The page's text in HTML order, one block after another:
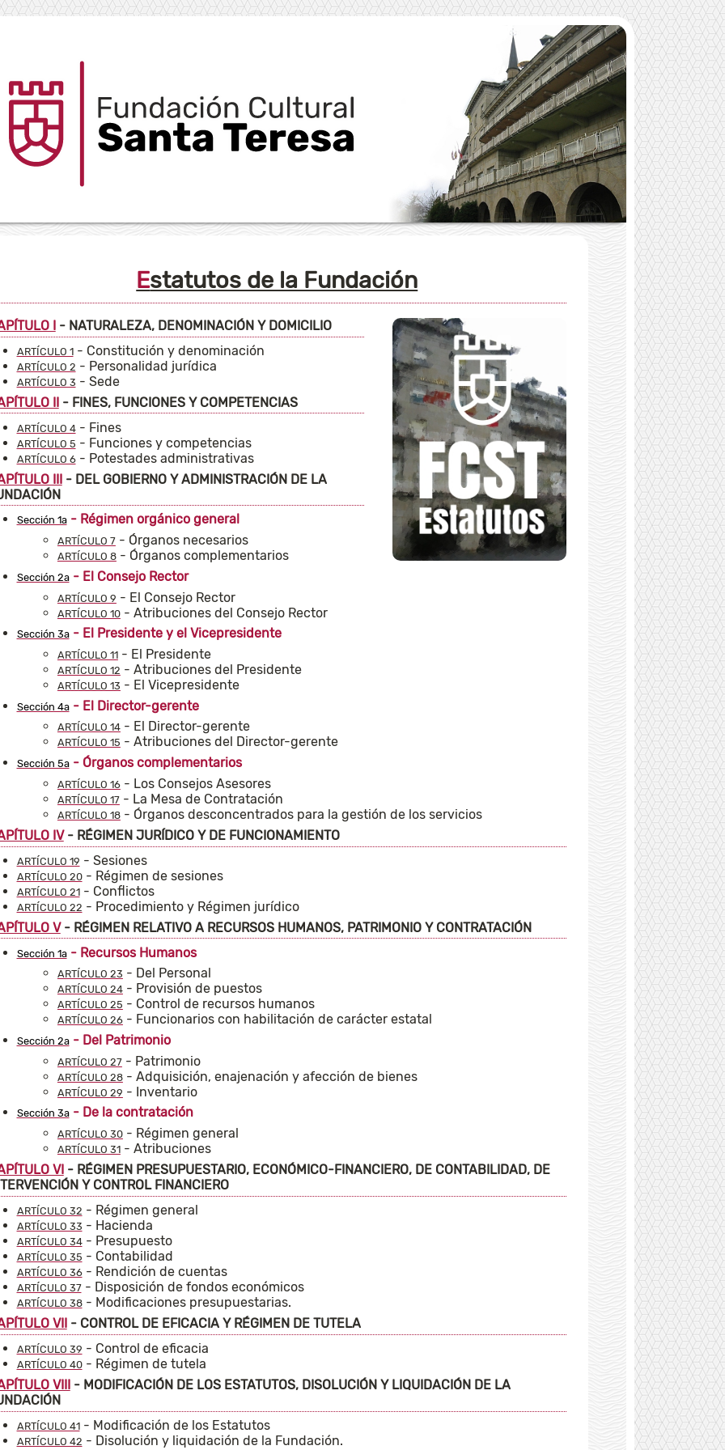
Estatutos de la Fundación
I- NATURALEZA, DENOMINACIÓN Y DOMICILIO
ARTÍCULO 1- Constitución y denominación
ARTÍCULO 2 - Personalidad jurídica
ARTÍCULO 3 - Sede
II- FINES, FUNCIONES Y COMPETENCIAS
ARTÍCULO 4- Fines
ARTÍCULO 5 - Funciones y competencias
ARTÍCULO 6- Potestades administrativas
III- DEL GOBIERNO Y ADMINISTRACIÓN DE LA
Sección 1a- Régimen orgánico general
ARTÍCULO 7- Órganos necesarios
ARTÍCULO 8- Órganos complementarios
Sección 2a- El Consejo Rector
ARTÍCULO 9 - El Consejo Rector
ARTÍCULO 10- Atribuciones del Consejo Rector
Sección 3a- El Presidente y el Vicepresidente
ARTÍCULO 11- El Presidente
ARTÍCULO 12 - Atribuciones del Presidente
ARTÍCULO 13 - El Vicepresidente
Sección 4a- El Director-gerente
ARTÍCULO 14- El Director-gerente
ARTÍCULO 15 - Atribuciones del Director-gerente
Sección 5a- Órganos complementarios
ARTÍCULO 16- Los Consejos Asesores
ARTÍCULO 17- La Mesa de Contratación
ARTÍCULO 18- Órganos desconcentrados para la gestión de los servicios
IV- RÉGIMEN JURÍDICO Y DE FUNCIONAMIENTO
ARTÍCULO 19 - Sesiones
ARTÍCULO 20- Régimen de sesiones
ARTÍCULO 21- Conflictos
ARTÍCULO 22 - Procedimiento y Régimen jurídico
V- RÉGIMEN RELATIVO A RECURSOS HUMANOS, PATRIMONIO Y CONTRATACIÓN
Sección 1a- Recursos Humanos
ARTÍCULO 23 - Del Personal
ARTÍCULO 24- Provisión de puestos
ARTÍCULO 25 - Control de recursos humanos
ARTÍCULO 26- Funcionarios con habilitación de carácter estatal
Sección 2a- Del Patrimonio
ARTÍCULO 27- Patrimonio
ARTÍCULO 28- Adquisición, enajenación y afección de bienes
ARTÍCULO 29 - Inventario
Sección 3a- De la contratación
ARTÍCULO 30- Régimen general
ARTÍCULO 31- Atribuciones
VI- RÉGIMEN PRESUPUESTARIO, ECONÓMICO-FINANCIERO, DE CONTABILIDAD, DE
Y CONTROL FINANCIERO
ARTÍCULO 32 - Régimen general
ARTÍCULO 33 - Hacienda
ARTÍCULO 34- Presupuesto
ARTÍCULO 35 - Contabilidad
ARTÍCULO 36- Rendición de cuentas
ARTÍCULO 37- Disposición de fondos económicos
ARTÍCULO 38- Modificaciones presupuestarias.
VII- CONTROL DE EFICACIA Y RÉGIMEN DE TUTELA
ARTÍCULO 39 - Control de eficacia
ARTÍCULO 40- Régimen de tutela
VIII- MODIFICACIÓN DE LOS ESTATUTOS, DISOLUCIÓN Y LIQUIDACIÓN DE LA
ARTÍCULO 41- Modificación de los Estatutos
ARTÍCULO 42 - Disolución y liquidación de la Fundación.